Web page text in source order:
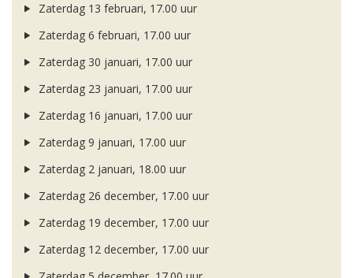
Zaterdag 13 februari, 17.00 uur
Zaterdag 6 februari, 17.00 uur
Zaterdag 30 januari, 17.00 uur
Zaterdag 23 januari, 17.00 uur
Zaterdag 16 januari, 17.00 uur
Zaterdag 9 januari, 17.00 uur
Zaterdag 2 januari, 18.00 uur
Zaterdag 26 december, 17.00 uur
Zaterdag 19 december, 17.00 uur
Zaterdag 12 december, 17.00 uur